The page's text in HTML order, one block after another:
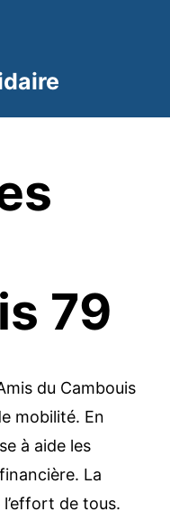
79
du Cambouis
mobilité. En
à aide les
La
de tous.